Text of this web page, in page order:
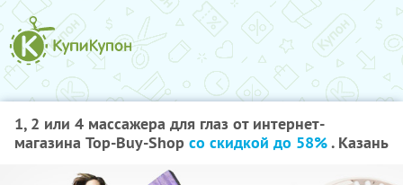
1, 2 или 4 массажера для глаз от интернет-
магазина Top-Buy-Shop со скидкой до 58%. Казань